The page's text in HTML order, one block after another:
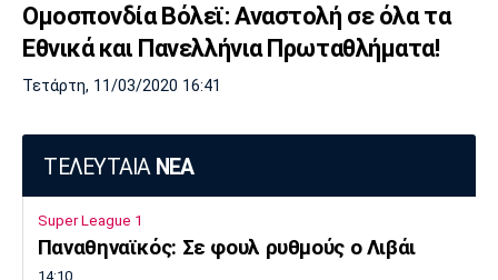
Ντόρτμουντ
Ομοσπονδία Βόλεϊ: Αναστολή σε όλα τα
Εθνικά και Πανελλήνια Πρωταθλήματα!
Τετάρτη, 11/03/2020 16:41
ΤΕΛΕΥΤΑΙΑ ΝΕΑ
Super League 1
Παναθηναϊκός: Σε φουλ ρυθμούς ο Λιβάι
14:10